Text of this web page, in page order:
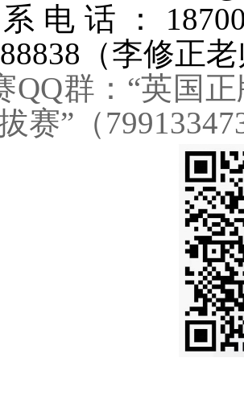
电话：
（李修正
QQ群： “英国
赛” （